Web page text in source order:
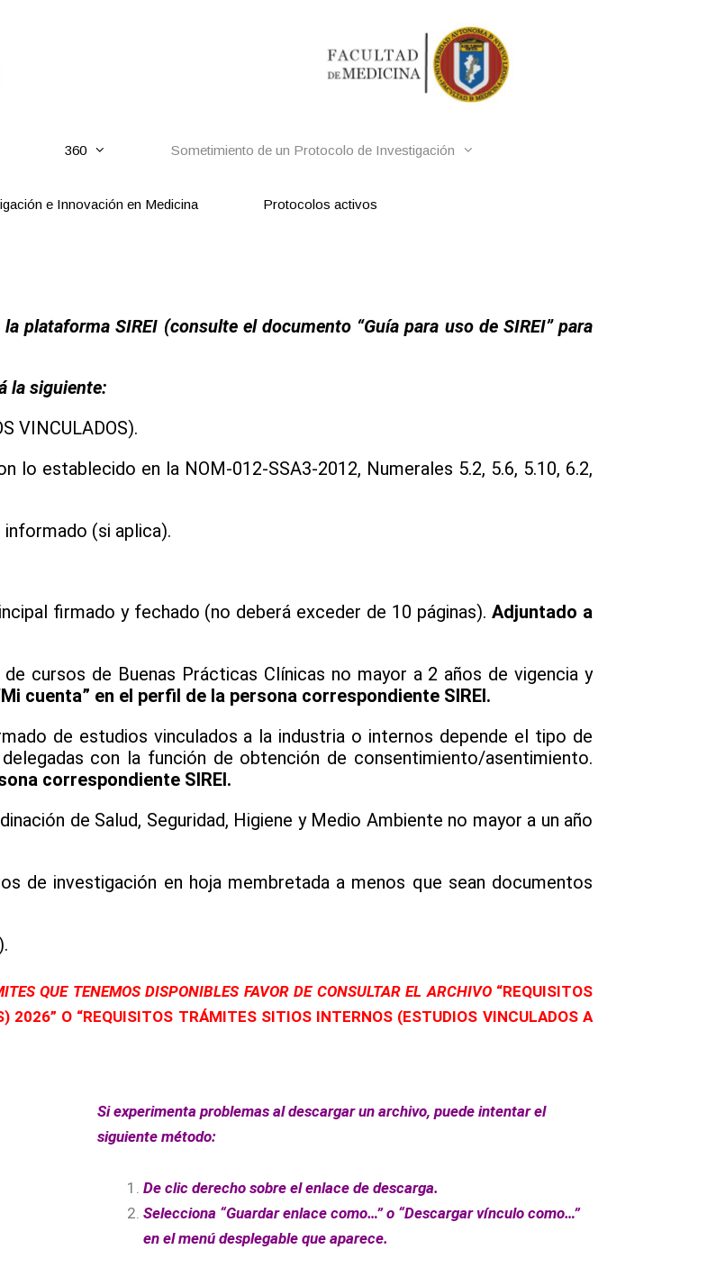
360 Sometimiento de un Protocolo de Investigación
e Innovación en Medicina Protocolos activos
plataforma SIREI (consulte el documento “Guía para uso de SIREI” para
la siguiente:
VINCULADOS).
establecido en la NOM-012-SSA3-2012, Numerales 5.2, 5.6, 5.10, 6.2,
(si aplica).
firmado y fechado (no deberá exceder de 10 páginas).Adjuntado a
cursos de Buenas Prácticas Clínicas no mayor a 2 años de vigencia y
cuenta” en el perfil de la persona correspondiente SIREI.
de estudios vinculados a la industria o internos depende el tipo de
con la función de obtención de consentimiento/asentimiento.
correspondiente SIREI.
de Salud, Seguridad, Higiene y Medio Ambiente no mayor a un año
de investigación en hoja membretada a menos que sean documentos
QUE TENEMOS DISPONIBLES FAVOR DE CONSULTAR EL ARCHIVO “REQUISITOS
2026” O “REQUISITOS TRÁMITES SITIOS INTERNOS (ESTUDIOS VINCULADOS A
Si experimenta problemas al descargar un archivo, puede intentar el
siguiente método:
De clic derecho sobre el enlace de descarga.
Selecciona “Guardar enlace como…” o “Descargar vínculo como…”
en el menú desplegable que aparece.